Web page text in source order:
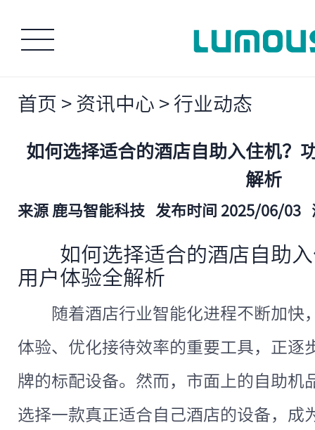
首页 > 资讯中心 > 行业动态
如何选择适合的酒店自助入住机？
解析
来源 鹿马智能科技 发布时间 2025/06/03
如何选择适合的酒店自助
用户体验全解析
随着酒店行业智能化进程不断加快
体验、优化接待效率的重要工具，正逐
牌的标配设备。然而，市面上的自助机
选择一款真正适合自己酒店的设备，成